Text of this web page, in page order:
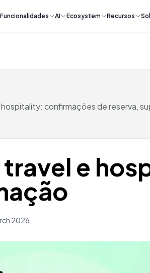
Funcionalidades AI Ecosystem Recursos
confirmações de reserva,
e
2026